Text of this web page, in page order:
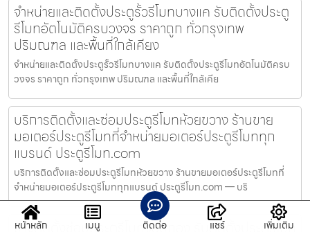
จำหน่ายและติดตั้งประตูรั้วรีโมทบางแค รับติดตั้งประตู
รีโมทอัตโนมัติครบวงจร ราคาถูก ทั่วกรุงเทพ
ปริมณฑล และพื้นที่ใกล้เคียง
จำหน่ายและติดตั้งประตูรั้วรีโมทบางแค รับติดตั้งประตูรีโมทอัตโนมัติครบ
วงจร ราคาถูก ทั่วกรุงเทพ ปริมณฑล และพื้นที่ใกล้เคีย
บริการติดตั้งและซ่อมประตูรีโมทห้วยขวาง ร้านขาย
มอเตอร์ประตูรีโมทที่จำหน่ายมอเตอร์ประตูรีโมททุก
แบรนด์ ประตูรีโมท.com
บริการติดตั้งและซ่อมประตูรีโมทห้วยขวาง ร้านขายมอเตอร์ประตูรีโมทที่
จำหน่ายมอเตอร์ประตูรีโมททุกแบรนด์ ประตูรีโมท.com — บริ
หน้าหลัก เมนู ติดต่อ แชร์ เพิ่มเติม